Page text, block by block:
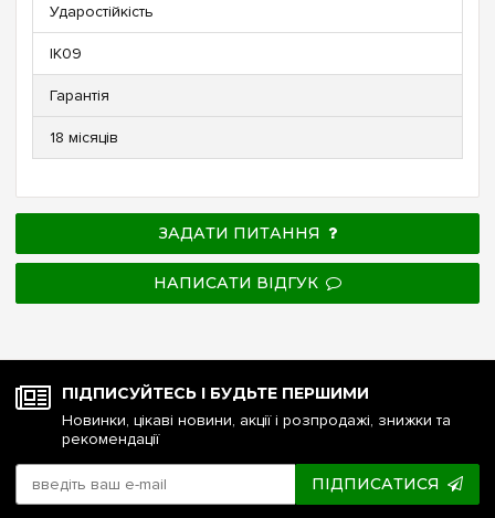
Ударостійкість
IK09
Гарантія
18 місяців
ЗАДАТИ ПИТАННЯ
НАПИСАТИ ВІДГУК
ПІДПИСУЙТЕСЬ І БУДЬТЕ ПЕРШИМИ
Новинки, цікаві новини, акції і розпродажі, знижки та
рекомендації
ПІДПИСАТИСЯ